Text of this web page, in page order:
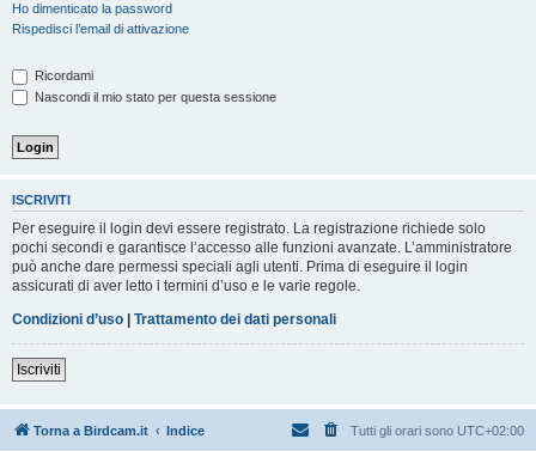
Ho dimenticato la password
Rispedisci l’email di attivazione
Ricordami
Nascondi il mio stato per questa sessione
ISCRIVITI
Per eseguire il login devi essere registrato. La registrazione richiede solo
pochi secondi e garantisce l’accesso alle funzioni avanzate. L’amministratore
può anche dare permessi speciali agli utenti. Prima di eseguire il login
assicurati di aver letto i termini d’uso e le varie regole.
Condizioni d’uso | Trattamento dei dati personali
Iscriviti
Torna a Birdcam.it Indice Tutti gli orari sono UTC+02:00